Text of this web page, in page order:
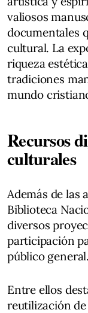
valiosos
documentales
cultural. La
riqueza
tradiciones
mundo
Recursos
culturales
Además de las
Biblioteca
diversos
participación
público general.
Entre ellos
reutilización